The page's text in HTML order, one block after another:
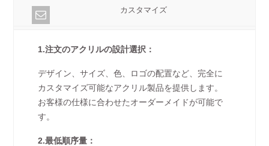
カスタマイズ
1.注文のアクリルの設計選択：
デザイン、サイズ、色、ロゴの配置など、完全に
カスタマイズ可能なアクリル製品を提供します。
お客様の仕様に合わせたオーダーメイドが可能で
す。
2.最低順序量：